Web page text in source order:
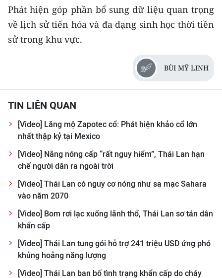
TRI THỨC CHUYÊN SÂU
54 DÂN TỘC VIỆT NAM
RADIO
MEDIA CENTER
E-Magazine
Video
Media Kinh tế
Media Văn hóa
Media Xã hội
Phát hiện góp phần bổ sung dữ liệu quan trọng
về lịch sử tiến hóa và đa dạng sinh học thời tiền
sử trong khu vực.
BÙI MỸ LINH
TIN LIÊN QUAN
[Video] Lăng mộ Zapotec cổ: Phát hiện khảo cổ lớn
nhất thập kỷ tại Mexico
[Video] Nắng nóng cấp “rất nguy hiểm”, Thái Lan hạn
chế người dân ra ngoài trời
[Video] Thái Lan có nguy cơ nóng như sa mạc Sahara
vào năm 2070
[Video] Bom rơi lạc xuống lãnh thổ, Thái Lan sơ tán dân
khẩn cấp
[Video] Thái Lan tung gói hỗ trợ 241 triệu USD ứng phó
khủng hoảng năng lượng
[Video] Thái Lan ban bố tình trạng khẩn cấp do cháy